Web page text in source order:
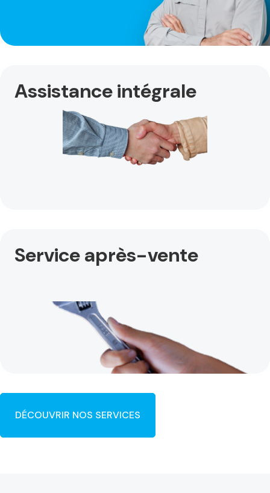
Assistance intégrale
Service après-vente
DÉCOUVRIR NOS SERVICES